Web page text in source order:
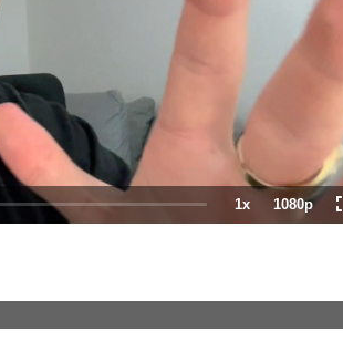
1xPlayback
Rate
Quality
1080p